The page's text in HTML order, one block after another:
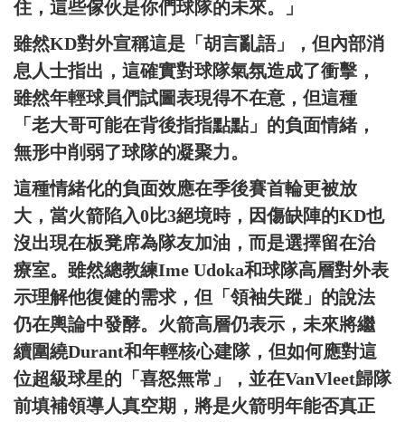
住，這些傢伙是你們球隊的未來。」
雖然KD對外宣稱這是「胡言亂語」，但內部消
息人士指出，這確實對球隊氣氛造成了衝擊，
雖然年輕球員們試圖表現得不在意，但這種
「老大哥可能在背後指指點點」的負面情緒，
無形中削弱了球隊的凝聚力。
這種情緒化的負面效應在季後賽首輪更被放
大，當火箭陷入0比3絕境時，因傷缺陣的KD也
沒出現在板凳席為隊友加油，而是選擇留在治
療室。雖然總教練Ime Udoka和球隊高層對外表
示理解他復健的需求，但「領袖失蹤」的說法
仍在輿論中發酵。火箭高層仍表示，未來將繼
續圍繞Durant和年輕核心建隊，但如何應對這
位超級球星的「喜怒無常」，並在VanVleet歸隊
前填補領導人真空期，將是火箭明年能否真正